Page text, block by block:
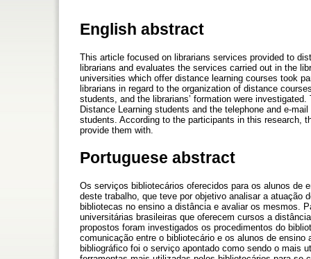
English abstract
This article focused on librarians services provided to
librarians and evaluates the services carried out in the
universities which offer distance learning courses took
librarians in regard to the organization of distance
students, and the librarians’ formation were
Distance Learning students and the telephone and e-
students. According to the participants in this research,
provide them with.
Portuguese abstract
Os serviços bibliotecários oferecidos para os alunos de
deste trabalho, que teve por objetivo analisar a atuação
bibliotecas no ensino a distância e avaliar os mesmos.
universitárias brasileiras que oferecem cursos a
propostos foram investigados os procedimentos do
comunicação entre o bibliotecário e os alunos de
bibliográfico foi o serviço apontado como sendo o mais